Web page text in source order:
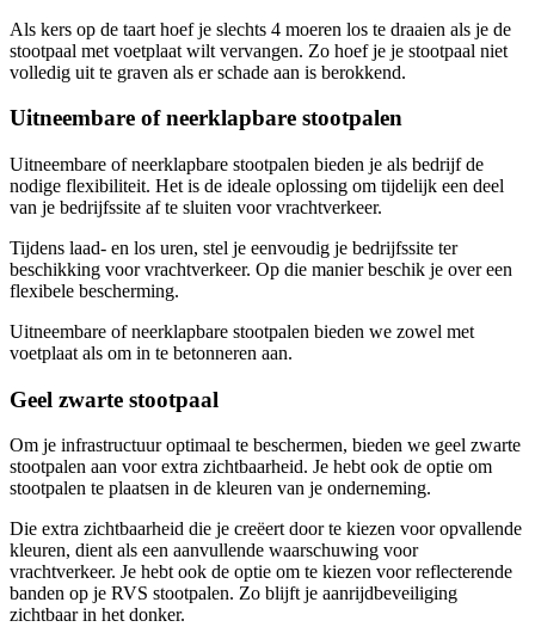
Als kers op de taart hoef je slechts 4 moeren los te draaien als je de
stootpaal met voetplaat wilt vervangen. Zo hoef je je stootpaal niet
volledig uit te graven als er schade aan is berokkend.
Uitneembare of neerklapbare stootpalen
Uitneembare of neerklapbare stootpalen bieden je als bedrijf de
nodige flexibiliteit. Het is de ideale oplossing om tijdelijk een deel
van je bedrijfssite af te sluiten voor vrachtverkeer.
Tijdens laad- en los uren, stel je eenvoudig je bedrijfssite ter
beschikking voor vrachtverkeer. Op die manier beschik je over een
flexibele bescherming.
Uitneembare of neerklapbare stootpalen bieden we zowel met
voetplaat als om in te betonneren aan.
Geel zwarte stootpaal
Om je infrastructuur optimaal te beschermen, bieden we geel zwarte
stootpalen aan voor extra zichtbaarheid. Je hebt ook de optie om
stootpalen te plaatsen in de kleuren van je onderneming.
Die extra zichtbaarheid die je creëert door te kiezen voor opvallende
kleuren, dient als een aanvullende waarschuwing voor
vrachtverkeer. Je hebt ook de optie om te kiezen voor reflecterende
banden op je RVS stootpalen. Zo blijft je aanrijdbeveiliging
zichtbaar in het donker.